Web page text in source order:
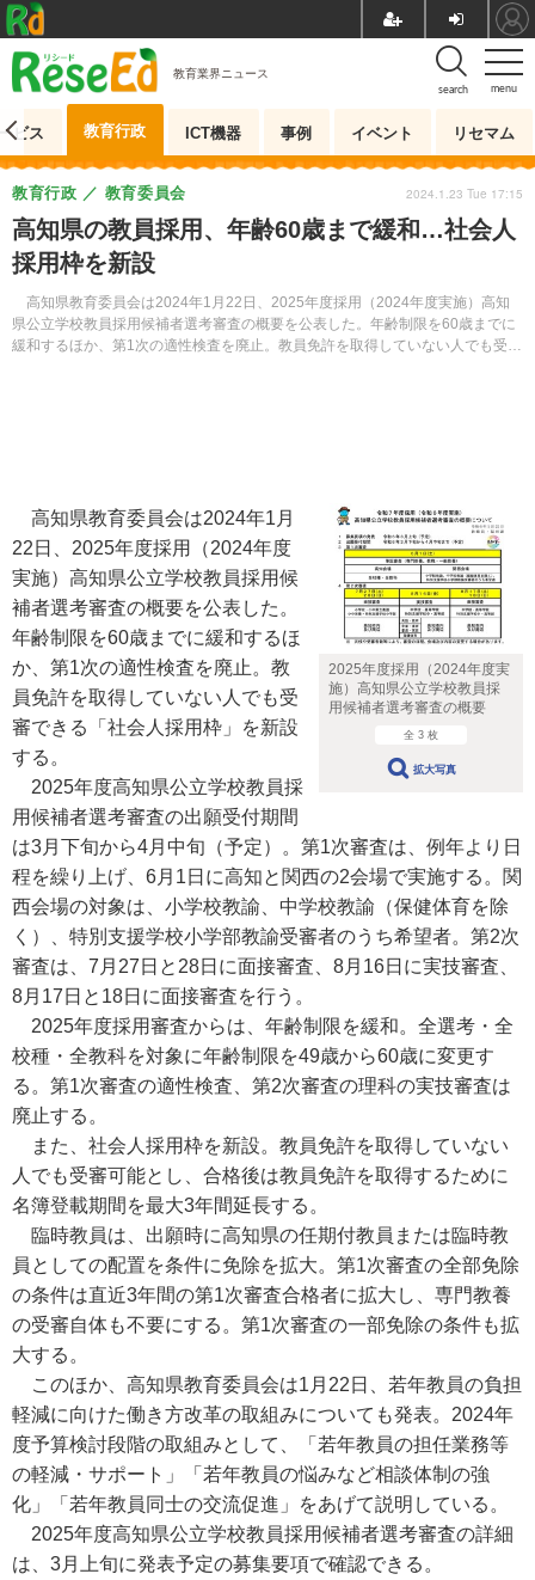
menu
search
教育業界ニュース
ビス 教育行政 ICT機器 事例 イベント リセマム
高知県の教員採用、年齢60歳まで緩和…社会人
採用枠を新設
高知県教育委員会は2024年1月22日、2025年度採用（2024年度実施）高知
県公立学校教員採用候補者選考審査の概要を公表した。年齢制限を60歳までに
緩和するほか、第1次の適性検査を廃止。教員免許を取得していない人でも受審
教育行政 教育委員会 2024.1.23 Tue 17:15
2025年度採用（2024年度実
施）高知県公立学校教員採
用候補者選考審査の概要
全 3 枚
拡大写真
高知県教育委員会は2024年1月
22日、2025年度採用（2024年度
実施）高知県公立学校教員採用候
補者選考審査の概要を公表した。
年齢制限を60歳までに緩和するほ
か、第1次の適性検査を廃止。教
員免許を取得していない人でも受
審できる「社会人採用枠」を新設
する。
2025年度高知県公立学校教員採
用候補者選考審査の出願受付期間
は3月下旬から4月中旬（予定）。第1次審査は、例年より日
程を繰り上げ、6月1日に高知と関西の2会場で実施する。関
西会場の対象は、小学校教諭、中学校教諭（保健体育を除
く）、特別支援学校小学部教諭受審者のうち希望者。第2次
審査は、7月27日と28日に面接審査、8月16日に実技審査、
8月17日と18日に面接審査を行う。
2025年度採用審査からは、年齢制限を緩和。全選考・全
校種・全教科を対象に年齢制限を49歳から60歳に変更す
る。第1次審査の適性検査、第2次審査の理科の実技審査は
廃止する。
また、社会人採用枠を新設。教員免許を取得していない
人でも受審可能とし、合格後は教員免許を取得するために
名簿登載期間を最大3年間延長する。
臨時教員は、出願時に高知県の任期付教員または臨時教
員としての配置を条件に免除を拡大。第1次審査の全部免除
の条件は直近3年間の第1次審査合格者に拡大し、専門教養
の受審自体も不要にする。第1次審査の一部免除の条件も拡
大する。
このほか、高知県教育委員会は1月22日、若年教員の負担
軽減に向けた働き方改革の取組みについても発表。2024年
度予算検討段階の取組みとして、「若年教員の担任業務等
の軽減・サポート」「若年教員の悩みなど相談体制の強
化」「若年教員同士の交流促進」をあげて説明している。
2025年度高知県公立学校教員採用候補者選考審査の詳細
は、3月上旬に発表予定の募集要項で確認できる。